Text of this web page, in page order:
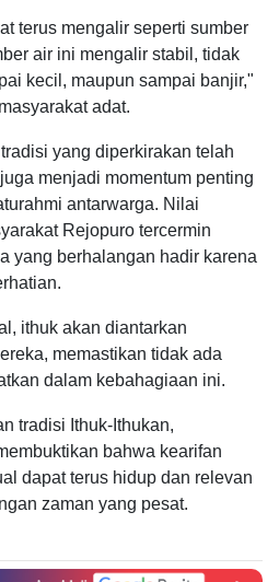
terus mengalir seperti sumber
air ini mengalir stabil, tidak
kecil, maupun sampai banjir,"
adat.
yang diperkirakan telah
menjadi momentum penting
antarwarga. Nilai
Rejopuro tercermin
yang berhalangan hadir karena
ithuk akan diantarkan
memastikan tidak ada
dalam kebahagiaan ini.
tradisi Ithuk-Ithukan,
bahwa kearifan
dapat terus hidup dan relevan
zaman yang pesat.